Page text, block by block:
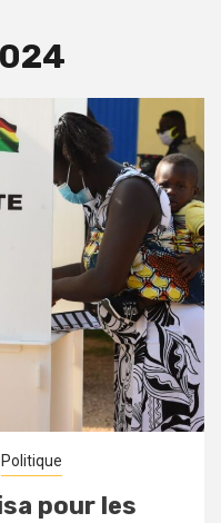
Politique
pour les